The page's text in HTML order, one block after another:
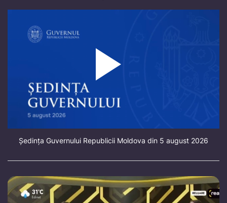
Ședința Guvernului Republicii Moldova din 5 august 2026